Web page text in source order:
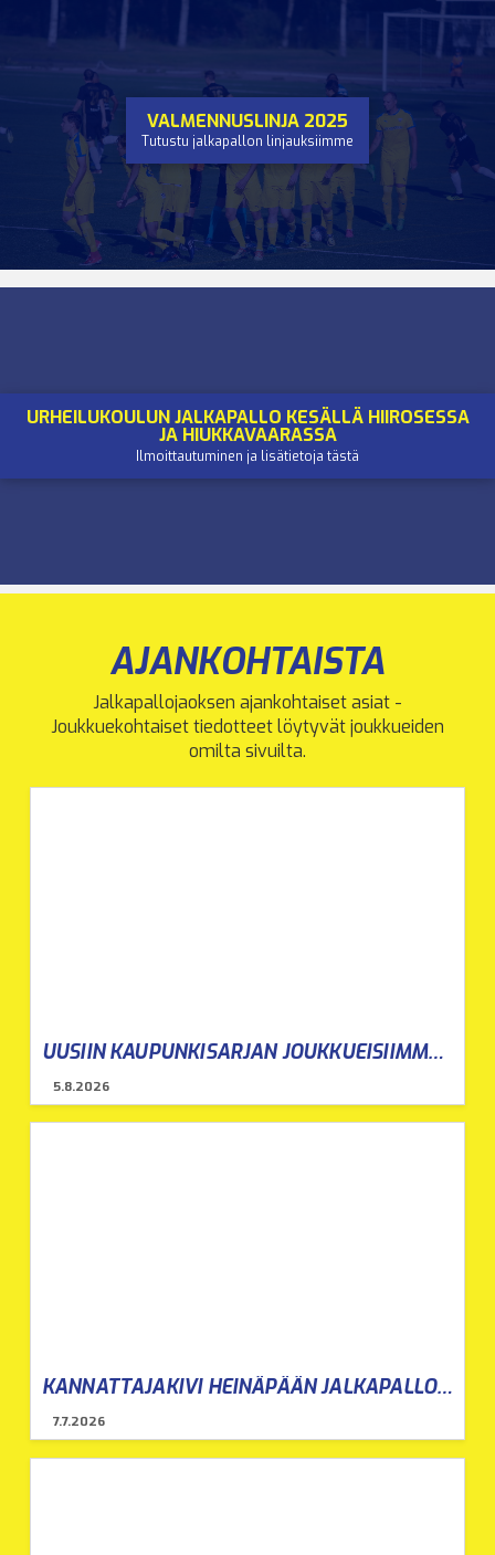
VALMENNUSLINJA 2025
Tutustu jalkapallon linjauksiimme
URHEILUKOULUN JALKAPALLO KESÄLLÄ HIIROSESSA
JA HIUKKAVAARASSA
Ilmoittautuminen ja lisätietoja tästä
AJANKOHTAISTA
Jalkapallojaoksen ajankohtaiset asiat -
Joukkuekohtaiset tiedotteet löytyvät joukkueiden
omilta sivuilta.
UUSIIN KAUPUNKISARJAN JOUKKUEISIIMME ILMOITTAUTUMINEN AVOINNA ( 2021- JA 2022 – SYNT. )
5.8.2026
KANNATTAJAKIVI HEINÄPÄÄN JALKAPALLOSTADIONILLE
7.7.2026